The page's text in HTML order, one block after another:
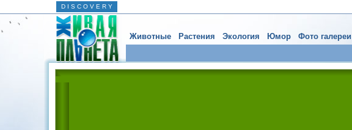
D I S C O V E R Y
Животные Растения Экология Юмор Фото галереи